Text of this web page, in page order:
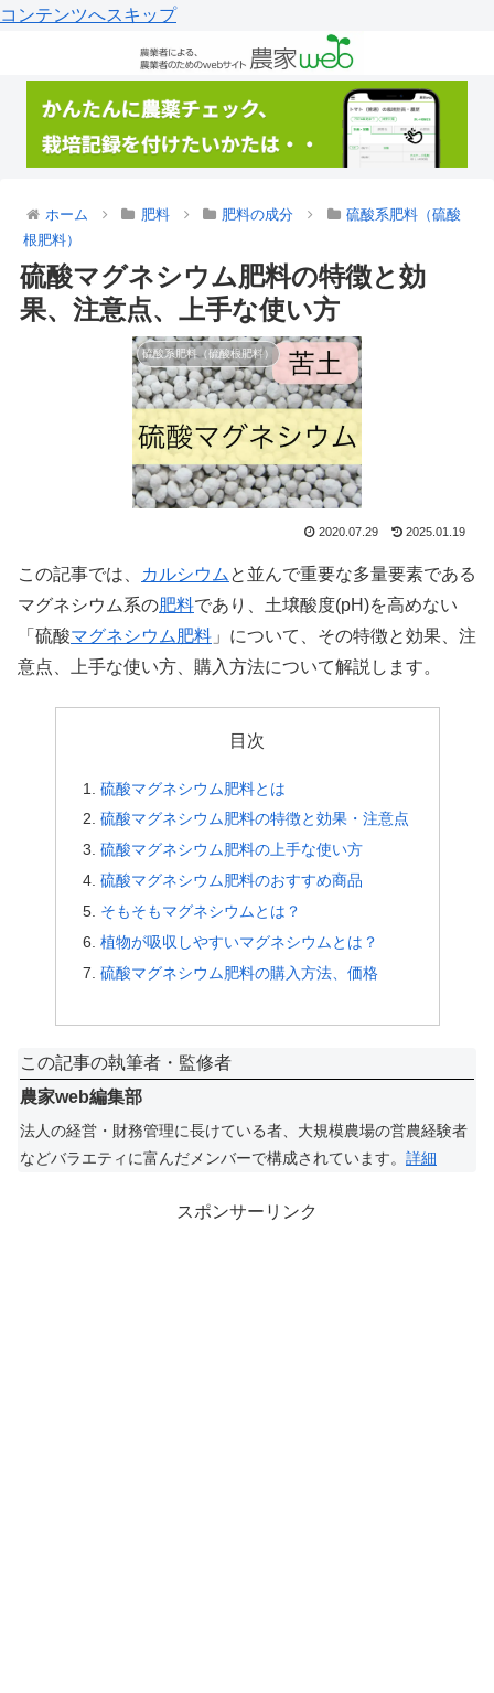
コンテンツへスキップ
ホーム 肥料 肥料の成分
硫酸系肥料（硫酸
根肥料）
硫酸マグネシウム肥料の特徴と効
果、注意点、上手な使い方
硫酸系肥料（硫酸根肥料）
2020.07.29 2025.01.19
この記事では、 カルシウム と並んで重要な多量要素である
マグネシウム系の肥料であり、土壌酸度(pH)を高めない
「硫酸マグネシウム肥料 」について、その特徴と効果、注
意点、上手な使い方、購入方法について解説します。
目次
硫酸マグネシウム肥料とは
硫酸マグネシウム肥料の特徴と効果・注意点
硫酸マグネシウム肥料の上手な使い方
硫酸マグネシウム肥料のおすすめ商品
そもそもマグネシウムとは？
植物が吸収しやすいマグネシウムとは？
硫酸マグネシウム肥料の購入方法、価格
この記事の執筆者・監修者
農家web編集部
法人の経営・財務管理に長けている者、大規模農場の営農経験者
などバラエティに富んだメンバーで構成されています。 詳細
スポンサーリンク